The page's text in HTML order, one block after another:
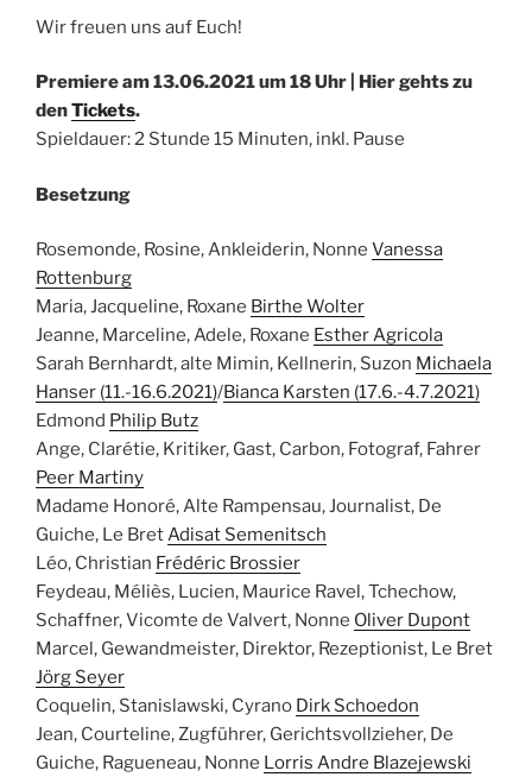
Wir freuen uns auf Euch!
Premiere am 13.06.2021 um 18 Uhr | Hier gehts zu
denTickets.
Spieldauer: 2 Stunde 15 Minuten, inkl. Pause
Besetzung
Rosemonde, Rosine, Ankleiderin, Nonne Vanessa
Rottenburg
Maria, Jacqueline, Roxane Birthe Wolter
Jeanne, Marceline, Adele, Roxane Esther Agricola
Sarah Bernhardt, alte Mimin, Kellnerin, Suzon Michaela
Hanser (11.-16.6.2021)/Bianca Karsten (17.6.-4.7.2021)
Edmond Philip Butz
Ange, Clarétie, Kritiker, Gast, Carbon, Fotograf, Fahrer
Peer Martiny
Madame Honoré, Alte Rampensau, Journalist, De
Guiche, Le BretAdisat Semenitsch
Léo, Christian Frédéric Brossier
Feydeau, Méliès, Lucien, Maurice Ravel, Tchechow,
Schaffner, Vicomte de Valvert, Nonne Oliver Dupont
Marcel, Gewandmeister, Direktor, Rezeptionist, Le Bret
Jörg Seyer
Coquelin, Stanislawski, Cyrano Dirk Schoedon
Jean, Courteline, Zugführer, Gerichtsvollzieher, De
Guiche, Ragueneau, Nonne Lorris Andre Blazejewski